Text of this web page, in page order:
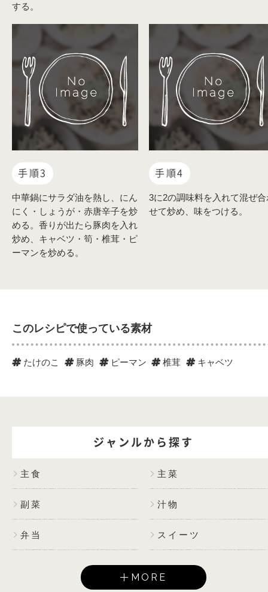
する。
手順3
中華鍋にサラダ油を熱し、にん
にく・しょうが・赤唐辛子を炒
める。香りが出たら豚肉を入れ
炒め、キャベツ・筍・椎茸・ピ
ーマンを炒める。
手順4
3に2の調味料を入れて混ぜ合
せて炒め、味をつける。
このレシピで使っている素材
たけのこ 豚肉 ピーマン 椎茸 キャベツ
ジャンルから探す
主食 主菜
副菜 汁物
弁当 スイーツ
MORE